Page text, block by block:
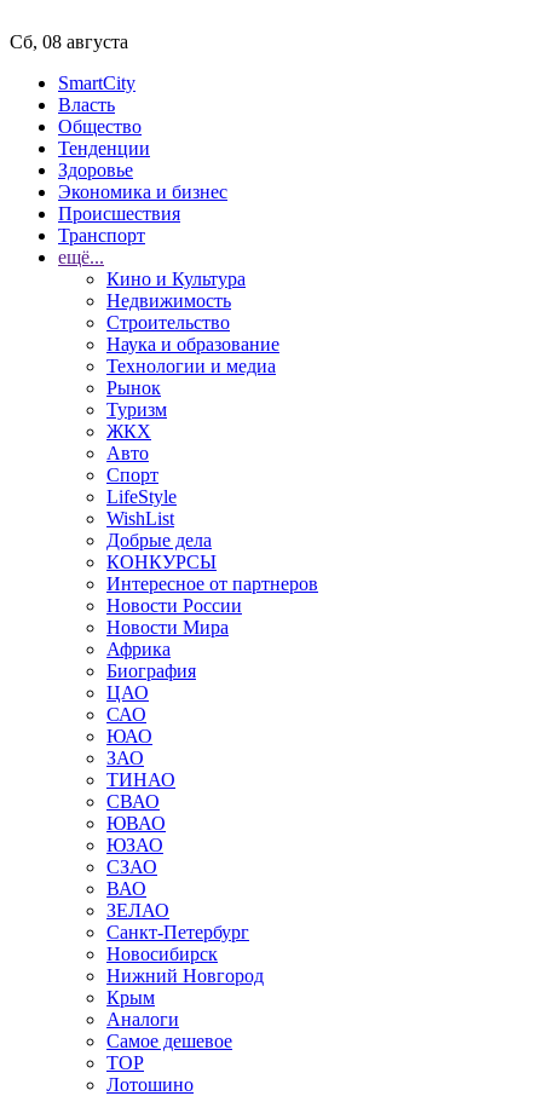
Сб, 08 августа
SmartCity
Власть
Общество
Тенденции
Здоровье
Экономика и бизнес
Происшествия
Транспорт
ещё...
Кино и Культура
Недвижимость
Строительство
Наука и образование
Технологии и медиа
Рынок
Туризм
ЖКХ
Авто
Спорт
LifeStyle
WishList
Добрые дела
КОНКУРСЫ
Интересное от партнеров
Новости России
Новости Мира
Африка
Биография
ЦАО
САО
ЮАО
ЗАО
ТИНАО
СВАО
ЮВАО
ЮЗАО
СЗАО
ВАО
ЗЕЛАО
Санкт-Петербург
Новосибирск
Нижний Новгород
Крым
Аналоги
Самое дешевое
TOP
Лотошино